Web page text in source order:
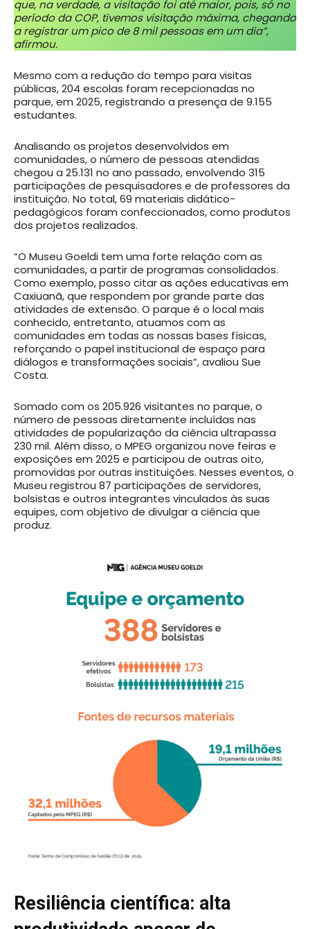
que, na verdade, a visitação foi até maior, pois, só no
período da COP, tivemos visitação máxima, chegando
a registrar um pico de 8 mil pessoas em um dia”,
afirmou.
Mesmo com a redução do tempo para visitas
públicas, 204 escolas foram recepcionadas no
parque, em 2025, registrando a presença de 9.155
estudantes.
Analisando os projetos desenvolvidos em
comunidades, o número de pessoas atendidas
chegou a 25.131 no ano passado, envolvendo 315
participações de pesquisadores e de professores da
instituição. No total, 69 materiais didático-
pedagógicos foram confeccionados, como produtos
dos projetos realizados.
“O Museu Goeldi tem uma forte relação com as
comunidades, a partir de programas consolidados.
Como exemplo, posso citar as ações educativas em
Caxiuanã, que respondem por grande parte das
atividades de extensão. O parque é o local mais
conhecido, entretanto, atuamos com as
comunidades em todas as nossas bases físicas,
reforçando o papel institucional de espaço para
diálogos e transformações sociais”, avaliou Sue
Costa.
Somado com os 205.926 visitantes no parque, o
número de pessoas diretamente incluídas nas
atividades de popularização da ciência ultrapassa
230 mil. Além disso, o MPEG organizou nove feiras e
exposições em 2025 e participou de outras oito,
promovidas por outras instituições. Nesses eventos, o
Museu registrou 87 participações de servidores,
bolsistas e outros integrantes vinculados às suas
equipes, com objetivo de divulgar a ciência que
produz.
Resiliência científica: alta